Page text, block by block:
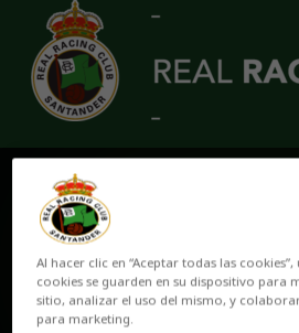
Al hacer clic en “Aceptar todas las
cookies se guarden en su dispositivo para
sitio, analizar el uso del mismo, y
para marketing.